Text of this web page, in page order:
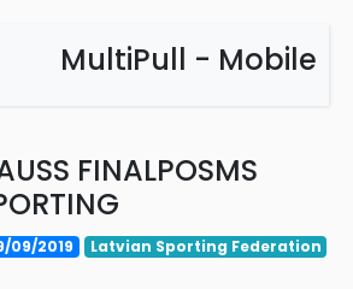
MultiPull - Mobile
FINALPOSMS
09/2019 Latvian Sporting Federation